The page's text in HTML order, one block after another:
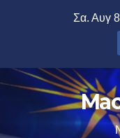
Σα. Αυγ